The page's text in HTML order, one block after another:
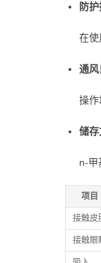
防
在使
通风
操作
储存
n-甲
项目
接触皮
接触眼